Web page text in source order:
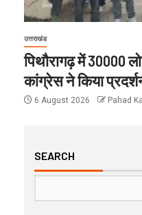
उत्तराखंड
पिथौरागढ़ में 30000
कांग्रेस ने किया
6 August 2026 Pahad
SEARCH